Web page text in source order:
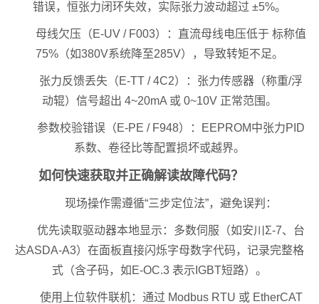
错误，恒张力闭环失效，实际张力波动超过 ±5%。
母线欠压（E-UV / F003）：直流母线电压低于 标称值
75%（如380V系统降至285V），导致转矩不足。
张力反馈丢失（E-TT / 4C2）：张力传感器（称重/浮
动辊）信号超出 4~20mA 或 0~10V 正常范围。
参数校验错误（E-PE / F948）：EEPROM中张力PID
系数、卷径比等配置损坏或越界。
如何快速获取并正确解读故障代码？
现场操作需遵循“三步定位法”，避免误判：
优先读取驱动器本地显示：多数伺服（如安川Σ-7、台
达ASDA-A3）在面板直接闪烁字母数字代码，记录完整格
式（含子码，如E-OC.3 表示IGBT短路）。
使用上位软件联机：通过 Modbus RTU 或 EtherCAT